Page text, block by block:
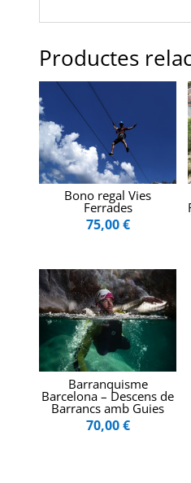
Productes
Bono regal Vies
Ferrades
75,00€
Barranquisme
Barcelona – Descens de
Barrancs amb Guies
70,00€